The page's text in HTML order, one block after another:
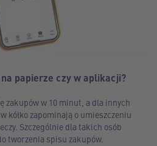
papierze czy w aplikacji?
zakupów w 10 minut, a dla innych
kółko zapominają o umieszczeniu
Szczególnie dla takich osób
tworzenia spisu zakupów.